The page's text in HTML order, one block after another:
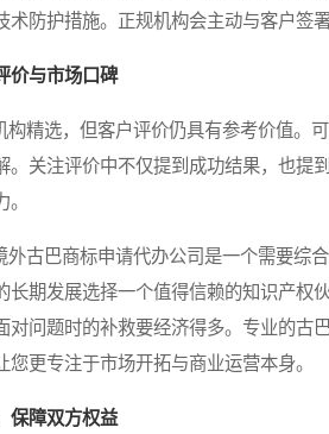
术防护措施。正规机构会主动与客户签
价与市场口碑
精选，但客户评价仍具有参考价值。
。关注评价中不仅提到成功结果，也提
古巴商标申请代办公司是一个需要综
长期发展选择一个值得信赖的知识产权
对问题时的补救要经济得多。专业的古
您更专注于市场开拓与商业运营本身。
保障双方权益